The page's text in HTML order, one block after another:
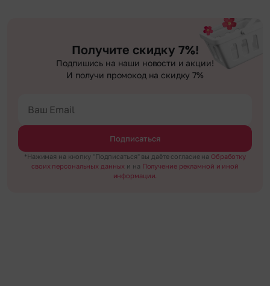
Получите скидку 7%!
Подпишись на наши новости и акции!
И получи промокод на скидку 7%
Подписаться
*Нажимая на кнопку "Подписаться" вы даёте согласие на Обработку
своих персональных данных и на Получение рекламной и иной
информации.